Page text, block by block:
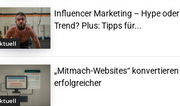
Influencer Marketing – Hype oder
Trend? Plus: Tipps für...
„Mitmach-Websites“ konvertieren
erfolgreicher